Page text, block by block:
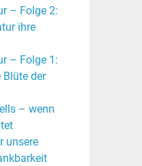
– Folge 2:
ihre
– Folge 1:
der
– wenn
unsere